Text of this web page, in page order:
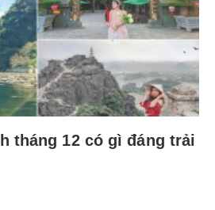
tháng 12 có gì đáng trải